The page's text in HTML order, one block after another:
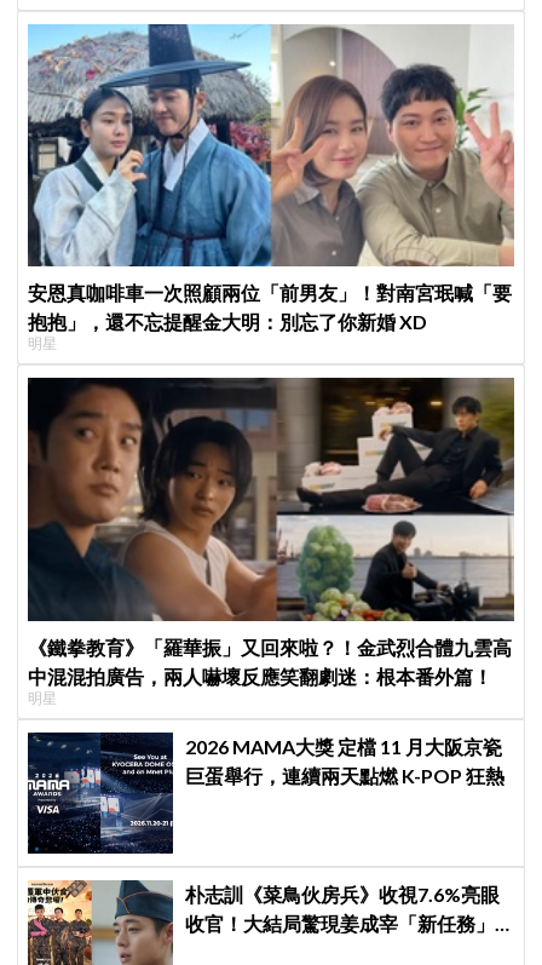
安恩真咖啡車一次照顧兩位「前男友」！對南宮珉喊「要
抱抱」，還不忘提醒金大明：別忘了你新婚 XD
明星
《鐵拳教育》「羅華振」又回來啦？！金武烈合體九雲高
中混混拍廣告，兩人嚇壞反應笑翻劇迷：根本番外篇！
明星
2026 MAMA大獎 定檔 11 月大阪京瓷
巨蛋舉行，連續兩天點燃 K-POP 狂熱
朴志訓《菜鳥伙房兵》收視7.6%亮眼
收官！大結局驚現姜成宰「新任務」